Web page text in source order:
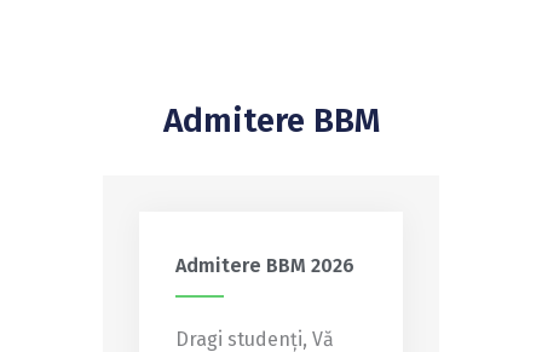
Admitere BBM
Admitere BBM 2026
Dragi studenți, Vă